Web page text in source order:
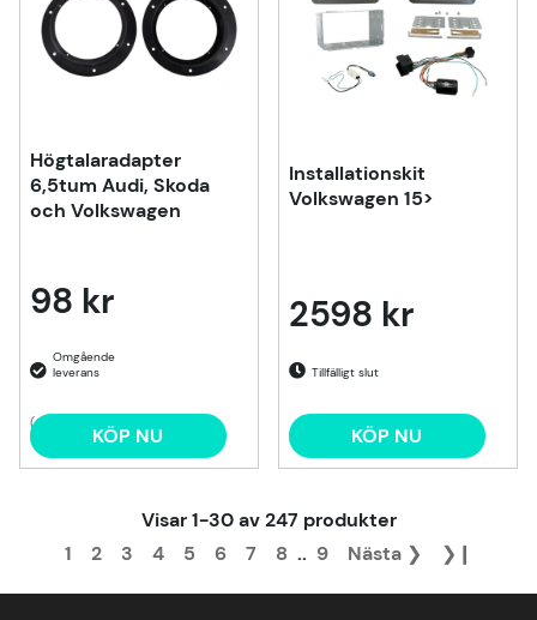
Högtalaradapter
6,5tum Audi, Skoda
och Volkswagen
98 kr
(6) KÖP NU
Installationskit
Volkswagen 15>
2598 kr
Tillfälligt slut
KÖP NU
Visar1-30av247 produkter
1
2 3 4 5 6 7 8 .. 9 Nästa ❯ ❯❙